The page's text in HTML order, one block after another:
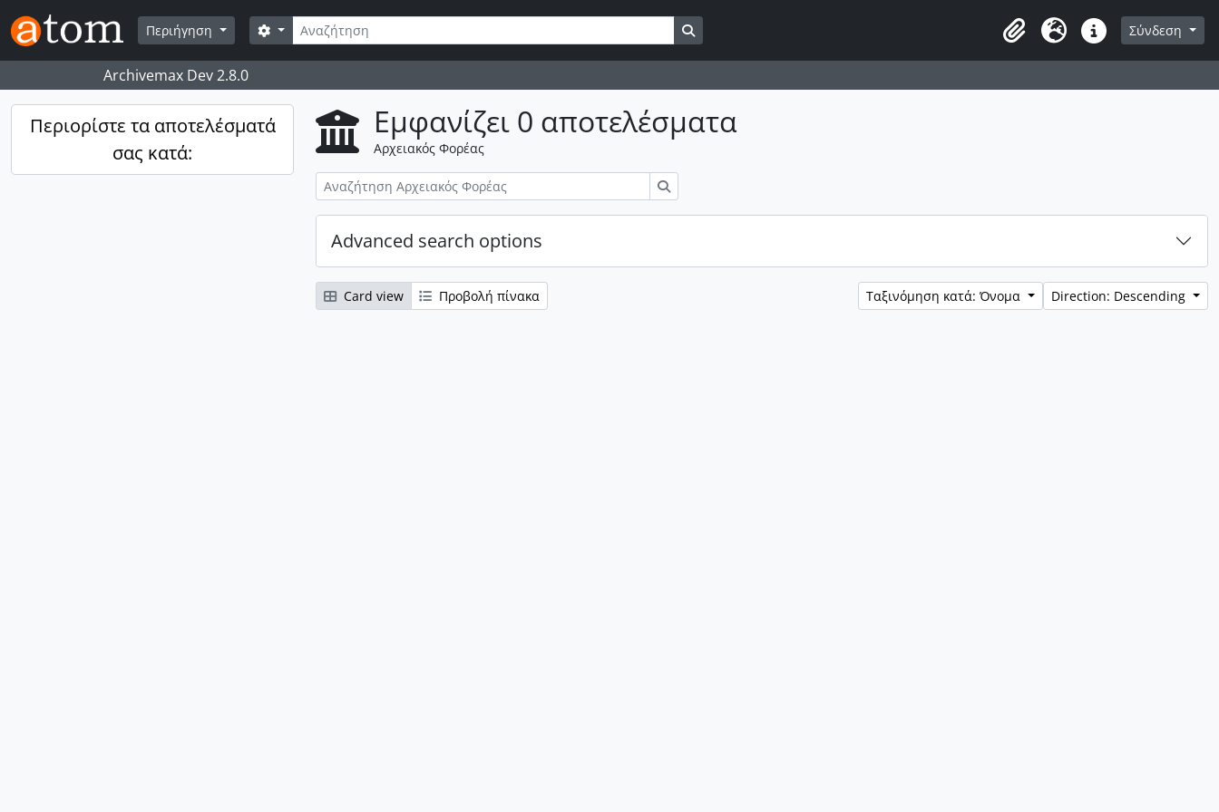
Skip to main content
Περιήγηση
Αναζήτηση
Επιλογές αναζήτησης
ClipboardΓλώσσαΣυντομεύσεις
Σύνδεση
Archivemax Dev 2.8.0
Περιορίστε τα αποτελέσματά
σας κατά:
Εμφανίζει 0 αποτελέσματα
Αρχειακός Φορέας
Advanced search options
Card view Προβολή πίνακα Ταξινόμηση κατά: Όνομα Direction: Descending